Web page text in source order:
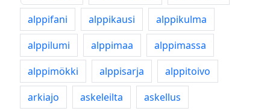
alppifani
alppikausi
alppikulma
alppilumi
alppimaa
alppimassa
alppimökki
alppisarja
alppitoivo
arkiajo
askeleilta
askellus